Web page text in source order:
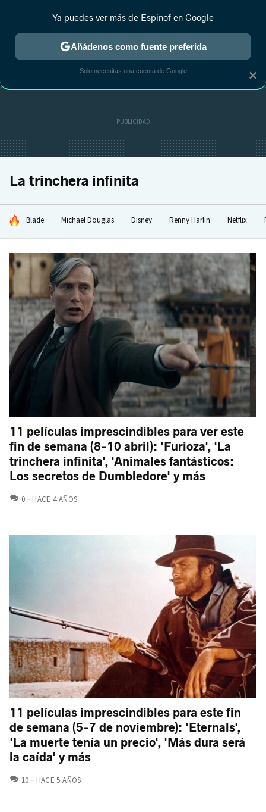
ESTRENOS REALITY ANIME RANKINGS CINE
La trinchera infinita
HOY SE HABLA DE
Blade Michael Douglas Disney Renny Harlin Netflix
11 películas imprescindibles para ver este
fin de semana (8-10 abril): 'Furioza', 'La
trinchera infinita', 'Animales fantásticos:
Los secretos de Dumbledore' y más
0 COMENTARIOS
HACE 4 AÑOS
11 películas imprescindibles para este fin
de semana (5-7 de noviembre): 'Eternals',
'La muerte tenía un precio', 'Más dura será
la caída' y más
10 COMENTARIOS
HACE 5 AÑOS
×
Ya puedes ver más de Espinof en Google
Añádenos como fuente preferida
Solo necesitas una cuenta de Google